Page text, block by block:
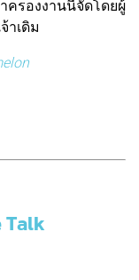
ครองงานนี้จัดโดยผู้
าเดิม
Talk